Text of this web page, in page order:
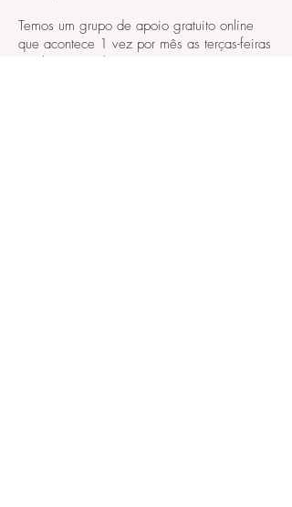
Temos um grupo de apoio gratuito online
que acontece 1 vez por mês as terças-feiras
- 19h30 às 21h00